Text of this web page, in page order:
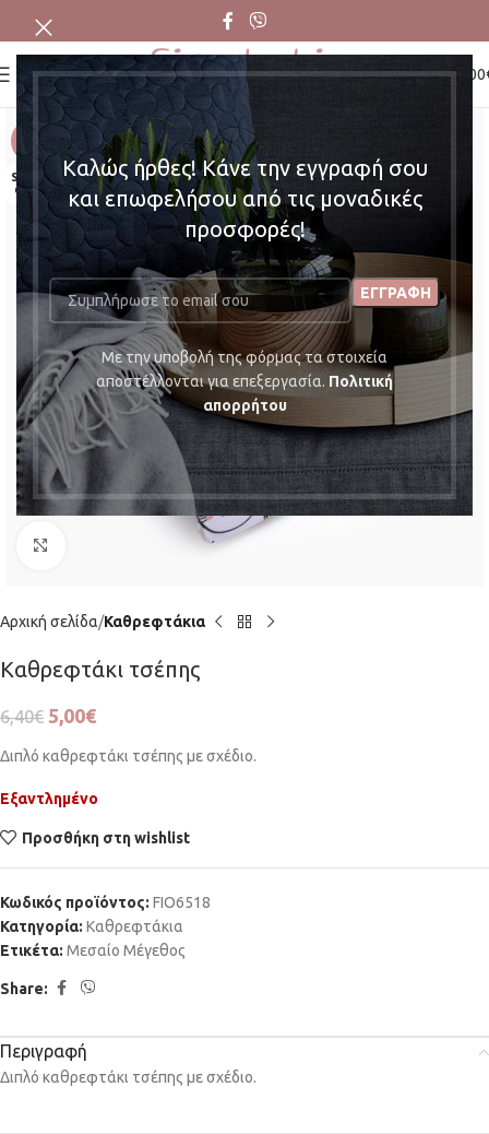
Καλώς ήρθες! Κάνε την εγγραφή σου
και επωφελήσου από τις μοναδικές
προσφορές!
Mε την υποβολή της φόρμας τα στοιχεία
αποστέλλονται για επεξεργασία. Πολιτική
απορρήτου
MENU 0,00
SOLD
OUT
Αρχική σελίδα Καθρεφτάκια
Καθρεφτάκι τσέπης
6,40€ 5,00€
Διπλό καθρεφτάκι τσέπης με σχέδιο.
Εξαντλημένο
Προσθήκη στη wishlist
Κωδικός προϊόντος: FIO6518
Κατηγορία: Καθρεφτάκια
Ετικέτα: Μεσαίο Μέγεθος
Share:
Περιγραφή
Διπλό καθρεφτάκι τσέπης με σχέδιο.